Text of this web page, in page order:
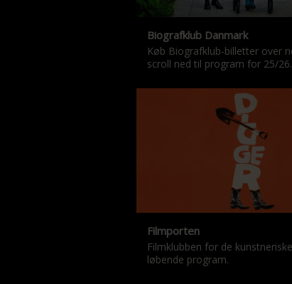
Biografklub Danmark
Køb Biografklub-billetter over
scroll ned til program for 25/26.
Filmporten
Filmklubben for de
løbende program.